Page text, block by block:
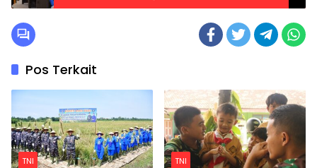
Komitmen Menjaga Integritas
Pos Terkait
TNI TNI